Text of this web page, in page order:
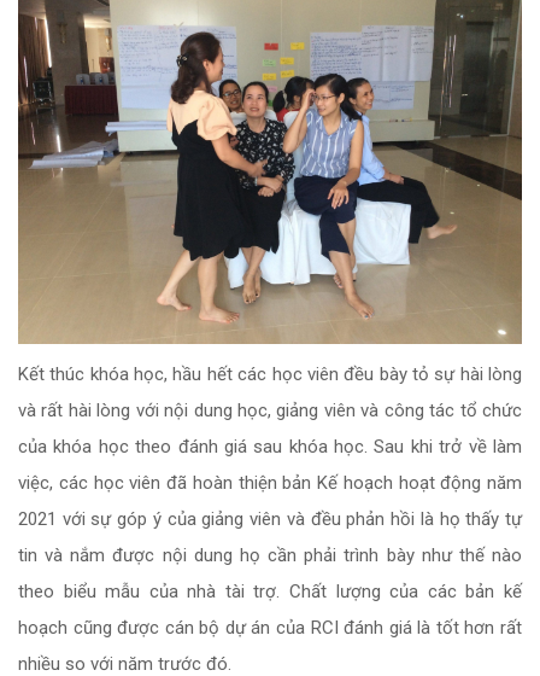
Kết thúc khóa học, hầu hết các học viên đều bày tỏ sự hài lòng
và rất hài lòng với nội dung học, giảng viên và công tác tổ chức
của khóa học theo đánh giá sau khóa học. Sau khi trở về làm
việc, các học viên đã hoàn thiện bản Kế hoạch hoạt động năm
2021 với sự góp ý của giảng viên và đều phản hồi là họ thấy tự
tin và nắm được nội dung họ cần phải trình bày như thế nào
theo biểu mẫu của nhà tài trợ. Chất lượng của các bản kế
hoạch cũng được cán bộ dự án của RCI đánh giá là tốt hơn rất
nhiều so với năm trước đó.